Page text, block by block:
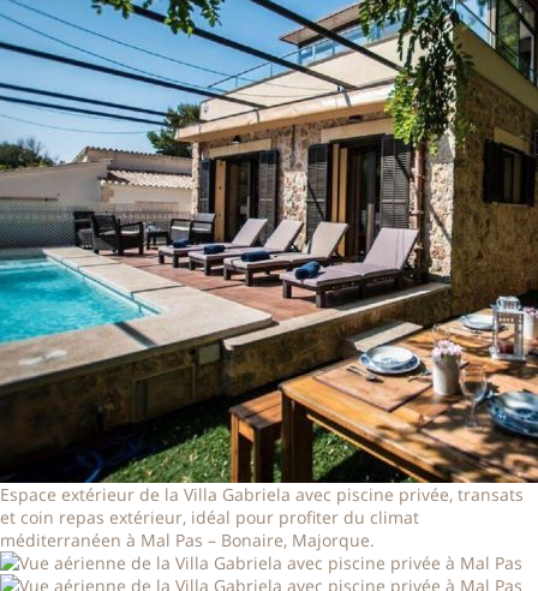
Espace extérieur de la Villa Gabriela avec piscine privée, transats
et coin repas extérieur, idéal pour profiter du climat
méditerranéen à Mal Pas – Bonaire, Majorque.